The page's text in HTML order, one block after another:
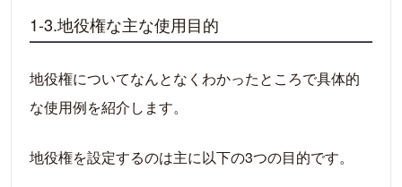
1-3.地役権な主な使用目的
地役権についてなんとなくわかったところで具体的
な使用例を紹介します。
地役権を設定するのは主に以下の3つの目的です。